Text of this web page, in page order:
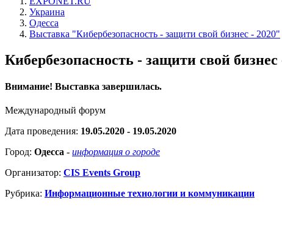
Украина
Одесса
Выставка "Кибербезопасность - защити свой бизнес - 2020"
Кибербезопасность - защити свой бизнес
Внимание! Выставка завершилась.
Международный форум
Дата проведения: 19.05.2020 - 19.05.2020
Город: Одесса - информация о городе
Организатор: CIS Events Group
Рубрика: Информационные технологии и коммуникации